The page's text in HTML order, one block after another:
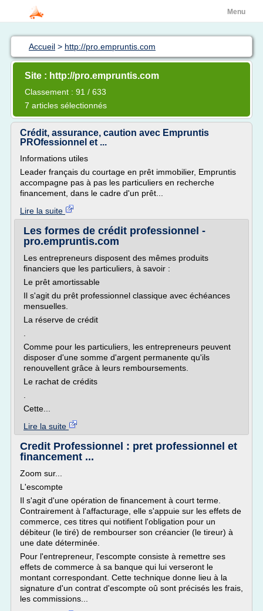
Menu
Accueil > http://pro.empruntis.com
Site : http://pro.empruntis.com
Classement : 91 / 633
7 articles sélectionnés
Crédit, assurance, caution avec Empruntis
PROfessionnel et ...
Informations utiles
Leader français du courtage en prêt immobilier, Empruntis
accompagne pas à pas les particuliers en recherche
financement, dans le cadre d'un prêt...
Lire la suite
Les formes de crédit professionnel -
pro.empruntis.com
Les entrepreneurs disposent des mêmes produits
financiers que les particuliers, à savoir :
Le prêt amortissable
Il s'agit du prêt professionnel classique avec échéances
mensuelles.
La réserve de crédit
Comme pour les particuliers, les entrepreneurs peuvent
disposer d'une somme d'argent permanente qu'ils
renouvellent grâce à leurs remboursements.
Le rachat de crédits
Cette...
Lire la suite
Credit Professionnel : pret professionnel et
financement ...
Zoom sur...
L'escompte
Il s'agit d'une opération de financement à court terme.
Contrairement à l'affacturage, elle s'appuie sur les effets de
commerce, ces titres qui notifient l'obligation pour un
débiteur (le tiré) de rembourser son créancier (le tireur) à
une date déterminée.
Pour l'entrepreneur, l'escompte consiste à remettre ses
effets de commerce à sa banque qui lui verseront le
montant correspondant. Cette technique donne lieu à la
signature d'un contrat d'escompte oû sont précisés les frais,
les commissions...